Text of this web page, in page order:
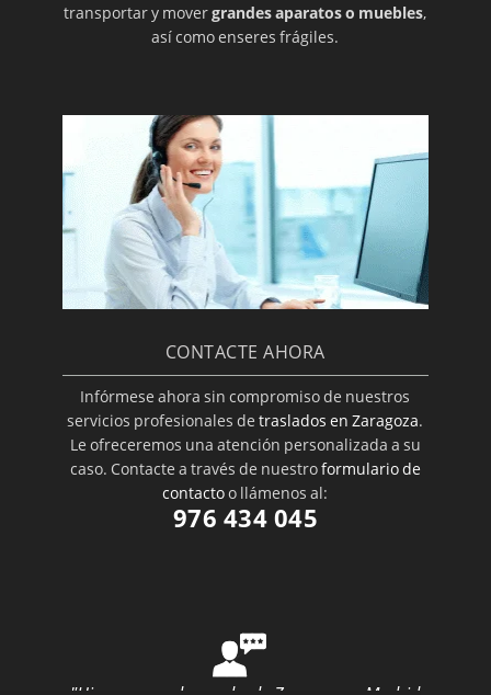
transportar y movergrandes aparatos o muebles,
así como enseres frágiles.
CONTACTE AHORA
Infórmese ahora sin compromiso de nuestros
servicios profesionales detraslados en Zaragoza.
Le ofreceremos una atención personalizada a su
caso. Contacte a través de nuestroformulario de
contactoo llámenos al:
976 434 045